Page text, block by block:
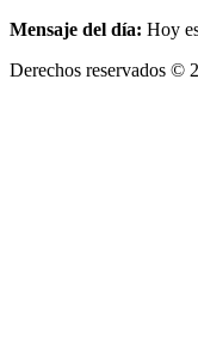
Mensaje del día: Hoy
Derechos reservados ©